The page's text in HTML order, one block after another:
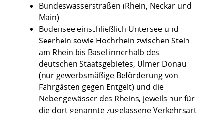
Bundeswasserstraßen (Rhein, Neckar und
Main)
Bodensee einschließlich Untersee und
Seerhein sowie Hochrhein zwischen Stein
am Rhein bis Basel innerhalb des
deutschen Staatsgebietes, Ulmer Donau
(nur gewerbsmäßige Beförderung von
Fahrgästen gegen Entgelt) und die
Nebengewässer des Rheins, jeweils nur für
die dort genannte zugelassene Verkehrsart